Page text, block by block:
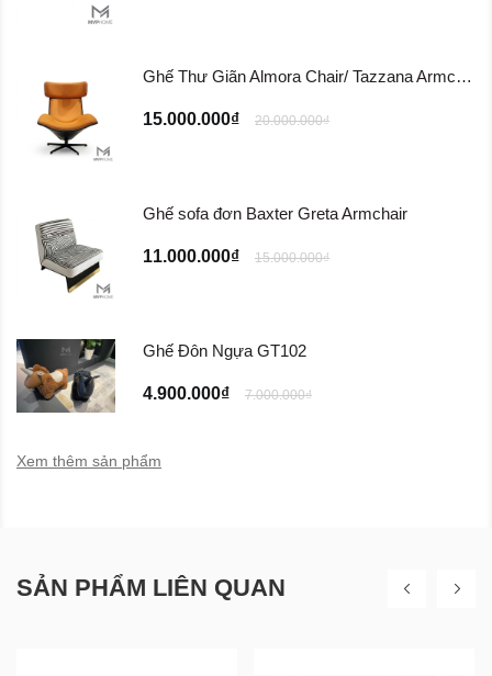
Ghế Thư Giãn Almora Chair/ Tazzana Armchair GTG11
15.000.000₫ 20.000.000₫
Ghế sofa đơn Baxter Greta Armchair
11.000.000₫ 15.000.000₫
Ghế Đôn Ngựa GT102
4.900.000₫ 7.000.000₫
Xem thêm sản phẩm
SẢN PHẨM LIÊN QUAN